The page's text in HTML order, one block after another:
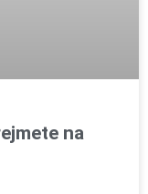
na